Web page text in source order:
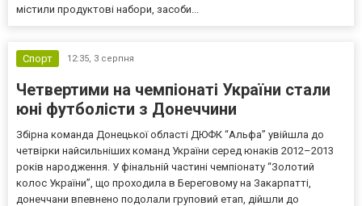
містили продуктові набори, засоби...
Спорт 12:35, 3 серпня
Четвертими на чемпіонаті України стали
юні футболісти з Донеччини
Збірна команда Донецької області ДЮФК “Альфа” увійшла до
четвірки найсильніших команд України серед юнаків 2012–2013
років народження. У фінальній частині чемпіонату “Золотий
колос України”, що проходила в Береговому на Закарпатті,
донеччани впевнено подолали груповий етап, дійшли до